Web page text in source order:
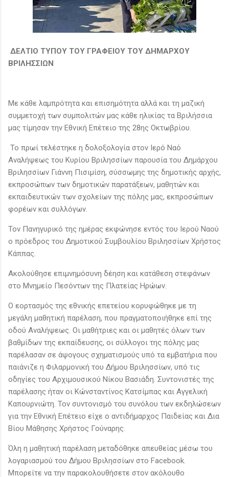
ΔΕΛΤΙΟ ΤΥΠΟΥ ΤΟΥ ΓΡΑΦΕΙΟΥ ΤΟΥ ΔΗΜΑΡΧΟΥ
ΒΡΙΛΗΣΣΙΩΝ
Με κάθε λαμπρότητα και επισημότητα αλλά και τη μαζική
συμμετοχή των συμπολιτών μας κάθε ηλικίας τα Βριλήσσια
μας τίμησαν την Εθνική Επέτειο της 28ης Οκτωβρίου.
Το πρωί τελέστηκε η δολοξολογία στον Ιερό Ναό
Αναλήψεως του Κυρίου Βριλησσίων παρουσία του Δημάρχου
Βριλησσίων Γιάννη Πισιμίση, σύσσωμης της δημοτικής αρχής,
εκπροσώπων των δημοτικών παρατάξεων, μαθητών και
εκπαιδευτικών των σχολείων της πόλης μας, εκπροσώπων
φορέων και συλλόγων.
Τον Πανηγυρικό της ημέρας εκφώνησε εντός του Ιερού Ναού
ο πρόεδρος του Δημοτικού Συμβουλίου Βριλησσίων Χρήστος
Κάππας.
Ακολούθησε επιμνημόσυνη δέηση και κατάθεση στεφάνων
στο Μνημείο Πεσόντων της Πλατείας Ηρώων.
Ο εορτασμός της εθνικής επετείου κορυφώθηκε με τη
μεγάλη μαθητική παρέλαση, που πραγματοποιήθηκε επί της
οδού Αναλήψεως. Οι μαθήτριες και οι μαθητές όλων των
βαθμίδων της εκπαίδευσης, οι σύλλογοι της πόλης μας
παρέλασαν σε άψογους σχηματισμούς υπό τα εμβατήρια που
παιάνιζε η Φιλαρμονική του Δήμου Βριλησσίων, υπό τις
οδηγίες του Αρχιμουσικού Νίκου Βασιάδη. Συντονιστές της
παρέλασης ήταν οι Κώνσταντίνος Κατσίμπας και Αγγελική
Καπουρνιώτη. Τον συντονισμό του συνόλου των εκδηλώσεων
για την Εθνική Επέτειο είχε ο αντιδήμαρχος Παιδείας και Δια
Βίου Μάθησης Χρήστος Γούναρης.
Όλη η μαθητική παρέλαση μεταδόθηκε απευθείας μέσω του
λογαριασμού του Δήμου Βριλησσίων στο Facebook.
Μπορείτε να την παρακολουθήσετε στον ακόλουθο